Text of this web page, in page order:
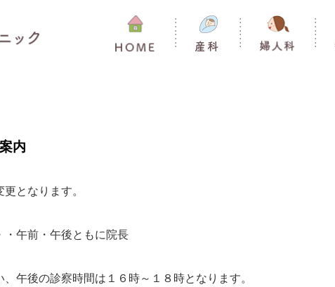
内
となります。
・午前・午後ともに院長
午後の診察時間は１６時～１８時となります。